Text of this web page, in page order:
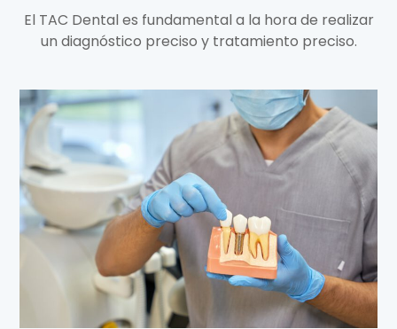
El TAC Dental es fundamental a la hora de realizar
un diagnóstico preciso y tratamiento preciso.